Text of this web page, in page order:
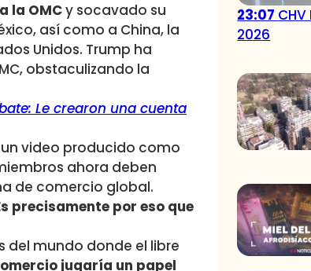
la OMCy socavado su
así como a China, la
Unidos. Trump ha
obstaculizando la
Le crearon una cuenta
un video producido como
ahora deben
de comercio global.
precisamente por eso que
del mundo donde el libre
jugaría un papel
23:07
2026